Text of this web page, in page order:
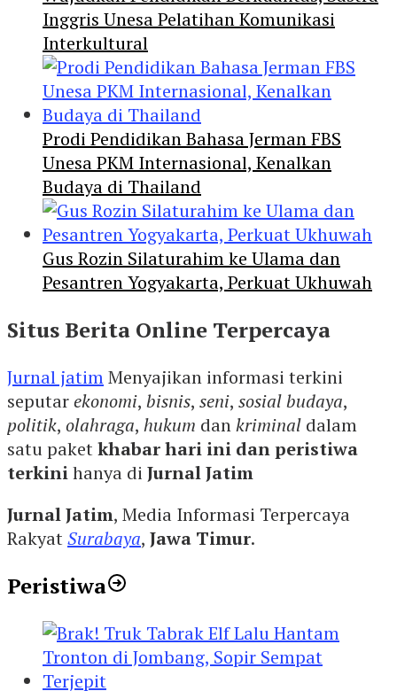
Inggris Unesa Pelatihan Komunikasi
Interkultural
Prodi Pendidikan Bahasa Jerman FBS
Unesa PKM Internasional, Kenalkan
Budaya di Thailand
Gus Rozin Silaturahim ke Ulama dan
Pesantren Yogyakarta, Perkuat Ukhuwah
Situs Berita Online Terpercaya
Jurnal jatimMenyajikan informasi terkini
seputarekonomi, bisnis, seni, sosial budaya,
politik, olahraga, hukum dankriminal dalam
satu paketkhabar hari ini dan peristiwa
terkinihanya di Jurnal Jatim
Jurnal Jatim, Media Informasi Terpercaya
RakyatSurabaya, Jawa Timur.
Peristiwa